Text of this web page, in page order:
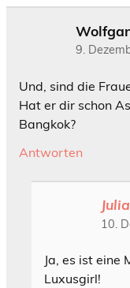
9.
Und, sind die
Hat er dir schon
Bangkok?
Antworten
10.
Ja, es ist eine
Luxusgirl!